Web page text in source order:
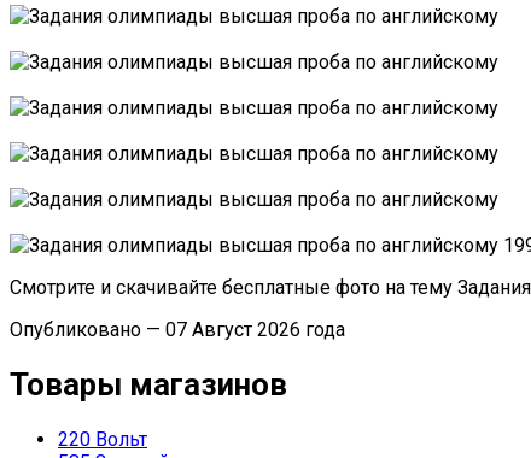
Смотрите и скачивайте бесплатные фото на тему
Опубликовано — 07 Август 2026 года
Товары магазинов
220 Вольт